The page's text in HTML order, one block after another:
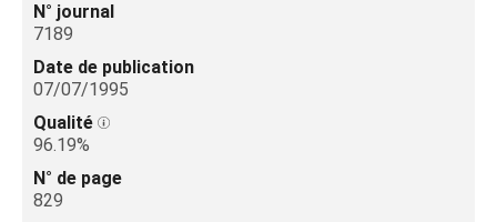
N° journal
7189
Date de publication
07/07/1995
Qualité
96.19%
N° de page
829